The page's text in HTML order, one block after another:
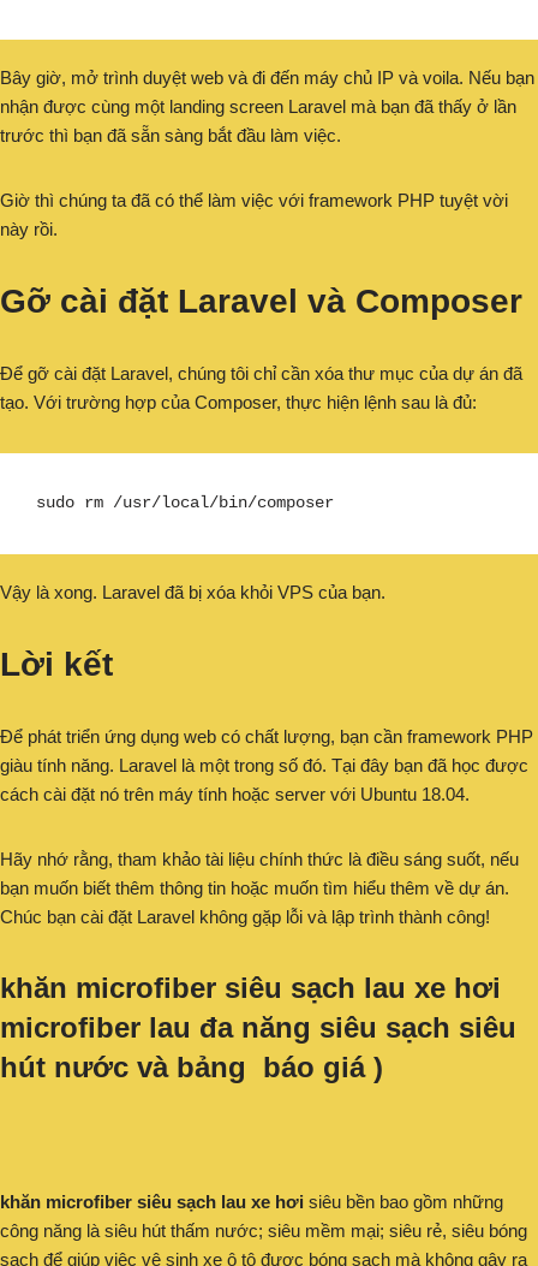
Bây giờ, mở trình duyệt web và đi đến máy chủ IP và voila. Nếu bạn
nhận được cùng một landing screen Laravel mà bạn đã thấy ở lần
trước thì bạn đã sẵn sàng bắt đầu làm việc.
Giờ thì chúng ta đã có thể làm việc với framework PHP tuyệt vời
này rồi.
Gỡ cài đặt Laravel và Composer
Để gỡ cài đặt Laravel, chúng tôi chỉ cần xóa thư mục của dự án đã
tạo. Với trường hợp của Composer, thực hiện lệnh sau là đủ:
sudo rm /usr/local/bin/composer
Vậy là xong. Laravel đã bị xóa khỏi VPS của bạn.
Lời kết
Để phát triển ứng dụng web có chất lượng, bạn cần framework PHP
giàu tính năng. Laravel là một trong số đó. Tại đây bạn đã học được
cách cài đặt nó trên máy tính hoặc server với Ubuntu 18.04.
Hãy nhớ rằng, tham khảo tài liệu chính thức là điều sáng suốt, nếu
bạn muốn biết thêm thông tin hoặc muốn tìm hiểu thêm về dự án.
Chúc bạn cài đặt Laravel không gặp lỗi và lập trình thành công!
khăn microfiber siêu sạch lau xe hơi
microfiber lau đa năng siêu sạch siêu
hút nước và bảng báo giá )
khăn microfiber siêu sạch lau xe hơi siêu bền bao gồm những
công năng là siêu hút thấm nước; siêu mềm mại; siêu rẻ, siêu bóng
sạch để giúp việc vệ sinh xe ô tô được bóng sạch mà không gây ra